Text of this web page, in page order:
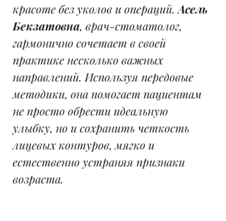
красоте без уколов и операций. Асель
Бекзатовна, врач-стоматолог,
гармонично сочетает в своей
практике несколько важных
направлений. Используя передовые
методики, она помогает пациентам
не просто обрести идеальную
улыбку, но и сохранить четкость
лицевых контуров, мягко и
естественно устраняя признаки
возраста.